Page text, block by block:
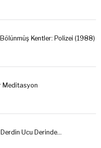
Kentler: Polizei (1988)
Meditasyon
Derdin Ucu Derinde…